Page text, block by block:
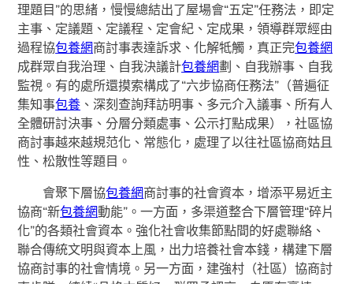
理題目”的思緒，慢慢總結出了屋場會“五定”任務法，即定
主事、定議題、定議程、定會紀、定成果，領導群眾經由
過程協包養網商討事表達訴求、化解牴觸，真正完包養網
成群眾自我治理、自我決議計包養網劃、自我辦事、自我
監視。有的處所還摸索構成了“六步協商任務法”（普遍征
集知事包養 、深刻查詢拜訪明事、多元介入議事、所有人
全體研討決事、分層分類處事、公示打點成果），社區協
商討事越來越規范化、常態化，處理了以往社區協商姑且
性、松散性等題目。
會聚下層協包養網商討事的社會資本，增添平易近主
協商“新包養網動能”。一方面，多渠道整合下層管理“碎片
化”的各類社會資本。強化社會收集節點間的好處聯絡、
聯合傳統文明與資本上風，出力培養社會本錢，構建下層
協商討事的社會情境。另一方面，建強村（社區）協商討